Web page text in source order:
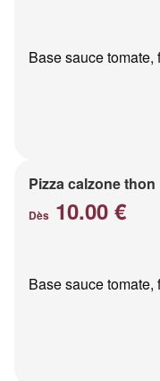
Base sauce
Pizza calzone thon
Dès 10.00 €
Base sauce tomate,